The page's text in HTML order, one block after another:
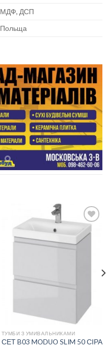
МДФ, ДСП
Польща
ДОДАТИ
ТУМБИ З УМИВАЛЬНИКАМИ
СЕТ B03 MODUO SLIM 50 СІРА